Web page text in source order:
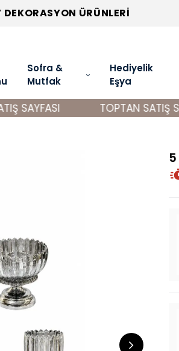
ÜRÜNLERİ
Sofra &
Mutfak
Hediyelik
Eşya
SAYFASI TOPTAN SATIŞ